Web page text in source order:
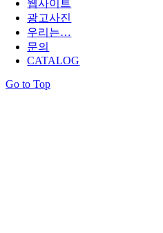
웹사이트
광고사진
우리는…
문의
CATALOG
Go to Top